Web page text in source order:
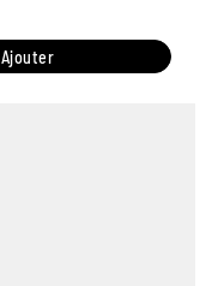
Ajouter